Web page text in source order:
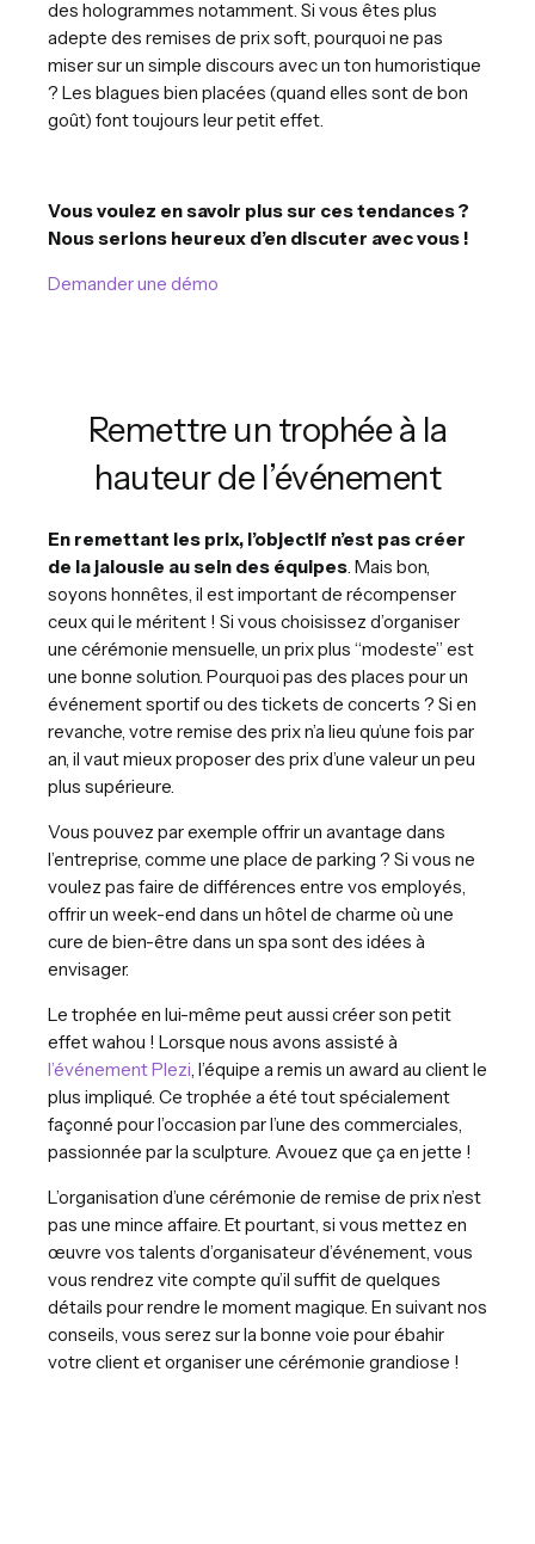
des hologrammes notamment. Si vous êtes plus
adepte des remises de prix soft, pourquoi ne pas
miser sur un simple discours avec un ton humoristique
? Les blagues bien placées (quand elles sont de bon
goût) font toujours leur petit effet.
Vous voulez en savoir plus sur ces tendances ?
Nous serions heureux d’en discuter avec vous !
Demander une démo
Remettre un trophée à la
hauteur de l’événement
En remettant les prix, l’objectif n’est pas créer
de la jalousie au sein des équipes . Mais bon,
soyons honnêtes, il est important de récompenser
ceux qui le méritent ! Si vous choisissez d’organiser
une cérémonie mensuelle, un prix plus “modeste” est
une bonne solution. Pourquoi pas des places pour un
événement sportif ou des tickets de concerts ? Si en
revanche, votre remise des prix n’a lieu qu’une fois par
an, il vaut mieux proposer des prix d’une valeur un peu
plus supérieure.
Vous pouvez par exemple offrir un avantage dans
l’entreprise, comme une place de parking ? Si vous ne
voulez pas faire de différences entre vos employés,
offrir un week-end dans un hôtel de charme où une
cure de bien-être dans un spa sont des idées à
envisager.
Le trophée en lui-même peut aussi créer son petit
effet wahou ! Lorsque nous avons assisté à
l’événement Plezi , l’équipe a remis un award au client le
plus impliqué. Ce trophée a été tout spécialement
façonné pour l’occasion par l’une des commerciales,
passionnée par la sculpture. Avouez que ça en jette !
L’organisation d’une cérémonie de remise de prix n’est
pas une mince affaire. Et pourtant, si vous mettez en
œuvre vos talents d’organisateur d’événement, vous
vous rendrez vite compte qu’il suffit de quelques
détails pour rendre le moment magique. En suivant nos
conseils, vous serez sur la bonne voie pour ébahir
votre client et organiser une cérémonie grandiose !